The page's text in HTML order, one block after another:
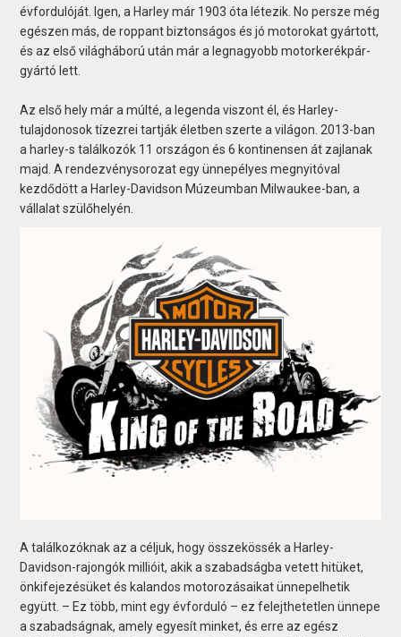
évfordulóját. Igen, a Harley már 1903 óta létezik. No persze még
egészen más, de roppant biztonságos és jó motorokat gyártott,
és az első világháború után már a legnagyobb motorkerékpár-
gyártó lett.
Az első hely már a múlté, a legenda viszont él, és Harley-
tulajdonosok tízezrei tartják életben szerte a világon. 2013-ban
a harley-s találkozók 11 országon és 6 kontinensen át zajlanak
majd. A rendezvénysorozat egy ünnepélyes megnyitóval
kezdődött a Harley-Davidson Múzeumban Milwaukee-ban, a
vállalat szülőhelyén.
A találkozóknak az a céljuk, hogy összekössék a Harley-
Davidson-rajongók millióit, akik a szabadságba vetett hitüket,
önkifejezésüket és kalandos motorozásaikat ünnepelhetik
együtt. – Ez több, mint egy évforduló – ez felejthetetlen ünnepe
a szabadságnak, amely egyesít minket, és erre az egész